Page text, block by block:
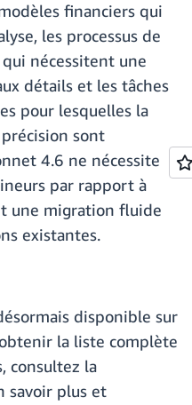
financiers qui
les processus de
nécessitent une
détails et les tâches
pour lesquelles la
sont
4.6 ne nécessite
par rapport à
une migration fluide
existantes.
disponible sur
la liste complète
consultez la
savoir plus et